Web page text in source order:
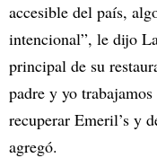
accesible del país,
intencional”, le dijo
principal de su
padre y yo
recuperar Emeril’s y
agregó.